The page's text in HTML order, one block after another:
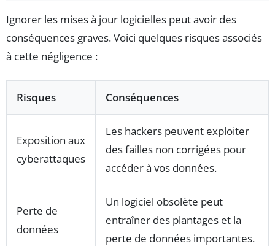
Ignorer les mises à jour logicielles peut avoir des
conséquences graves. Voici quelques risques associés
à cette négligence :
Risques Conséquences
Exposition aux
cyberattaques
Les hackers peuvent exploiter
des failles non corrigées pour
accéder à vos données.
Perte de
données
Un logiciel obsolète peut
entraîner des plantages et la
perte de données importantes.